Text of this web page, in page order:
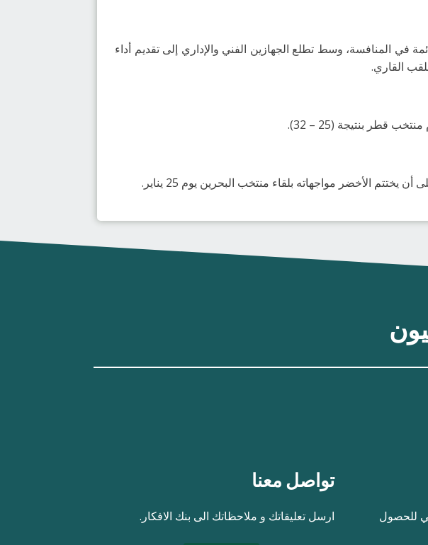
المنافسة، وسط تطلع الجهازين الفني والإداري إلى تقديم أداء
القاري.
قطر بنتيجة (25 – 32).
الأخضر مواجهاته بلقاء منتخب البحرين يوم 25 يناير.
للحصول
تواصل معنا
ارسل تعليقاتك و ملاحظاتك الى بنك الافكار.